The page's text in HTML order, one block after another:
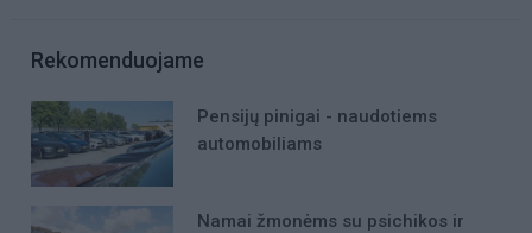
Rekomenduojame
Pensijų pinigai - naudotiems
automobiliams
Namai žmonėms su psichikos ir